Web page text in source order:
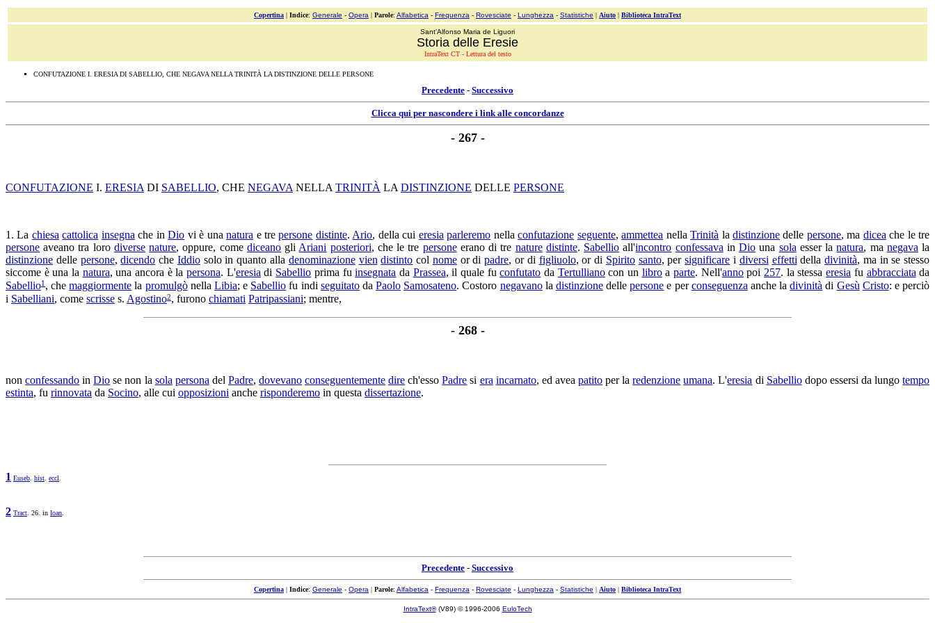
Copertina | Indice: Generale - Opera | Parole: Alfabetica - Frequenza - Rovesciate - Lunghezza - Statistiche | Aiuto | Biblioteca IntraText
Sant'Alfonso Maria de Liguori
Storia delle Eresie
IntraText CT - Lettura del testo
CONFUTAZIONE I. ERESIA DI SABELLIO, CHE NEGAVA NELLA TRINITÀ LA DISTINZIONE DELLE PERSONE
Precedente - Successivo
Clicca qui per nascondere i link alle concordanze
- 267 -
CONFUTAZIONE I. ERESIA DI SABELLIO, CHE NEGAVA NELLA TRINITÀ LA DISTINZIONE DELLE PERSONE
1. La chiesa cattolica insegna che inDio vi è unanatura e trepersone distinte. Ario, della cui eresia parleremo nellaconfutazione seguente,ammettea nellaTrinità la distinzionedelle persone, ma dicea che le tre
persone aveano tra loro diverse nature, oppure, come diceanogli Ariani posteriori, che le tre personeerano di tre nature distinte. Sabellio all'incontro confessava inDio una sola esser lanatura, ma negava la
distinzione delle persone,dicendo che Iddiosolo in quanto alla denominazione vien distinto col nomeor dipadre, or di figliuolo, or di Spirito santo, persignificare i diversi effetti delladivinità, ma in se stesso
siccome è una la natura, una ancora è lapersona. L'eresia di Sabellio prima fuinsegnata da Prassea, il quale fuconfutato da Tertullianocon un libroaparte. Nell'annopoi 257. la stessaeresia fu abbracciata da
Sabellio1 , chemaggiormente la promulgònella Libia; e Sabellio fu indi seguitatodaPaolo Samosateno. Costoro negavanola distinzionedellepersone e perconseguenza anche ladivinità di Gesù Cristo: e perciò
i Sabelliani, come scrisse s. Agostino2, furono chiamati Patripassiani; mentre,
- 268 -
nonconfessando inDio se non la sola persona del Padre,dovevano conseguentemente dire ch'essoPadre si era incarnato, ed avea patitoper laredenzione umana. L'eresia di Sabelliodopo essersi da lungotempo
estinta, fu rinnovata da Socino, alle cui opposizioni anche risponderemo in questa dissertazione.
1 Euseb hist eccl
2 Tract . 26. in Ioan
Precedente - Successivo
Copertina | Indice: Generale - Opera | Parole: Alfabetica - Frequenza - Rovesciate - Lunghezza - Statistiche | Aiuto | Biblioteca IntraText
IntraText®(V89) © 1996-2006 EuloTech